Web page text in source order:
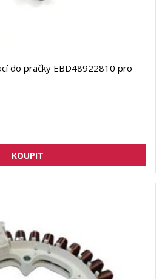
do pračky EBD48922810 pro